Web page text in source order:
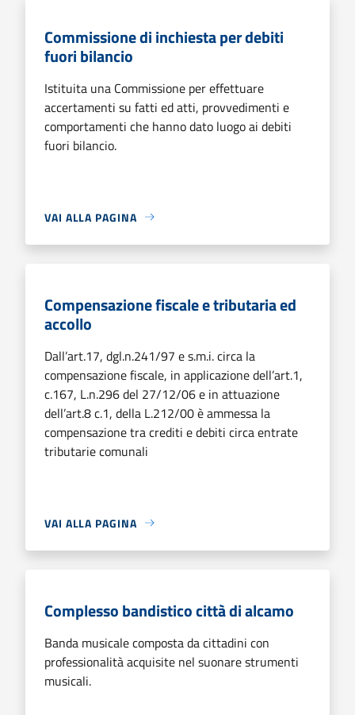
Commissione di inchiesta per debiti
fuori bilancio
Istituita una Commissione per effettuare
accertamenti su fatti ed atti, provvedimenti e
comportamenti che hanno dato luogo ai debiti
fuori bilancio.
VAI ALLA PAGINA
Compensazione fiscale e tributaria ed
accollo
Dall’art.17, dgl.n.241/97 e s.m.i. circa la
compensazione fiscale, in applicazione dell’art.1,
c.167, L.n.296 del 27/12/06 e in attuazione
dell’art.8 c.1, della L.212/00 è ammessa la
compensazione tra crediti e debiti circa entrate
tributarie comunali
VAI ALLA PAGINA
Complesso bandistico città di alcamo
Banda musicale composta da cittadini con
professionalità acquisite nel suonare strumenti
musicali.